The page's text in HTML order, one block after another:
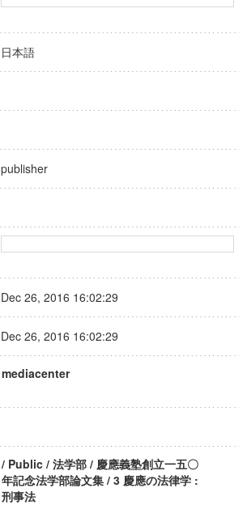
日本語
publisher
Dec 26, 2016 16:02:29
Dec 26, 2016 16:02:29
mediacenter
/ Public / 法学部 / 慶應義塾創立一五〇
年記念法学部論文集 / 3 慶應の法律学 :
刑事法